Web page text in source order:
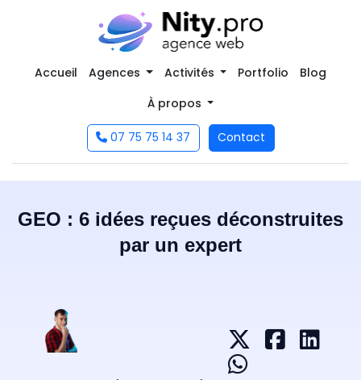
Accueil Agences Activités Portfolio
Blog
À propos
07 75 75 14 37 Contact
GEO : 6 idées reçues déconstruites
par un expert